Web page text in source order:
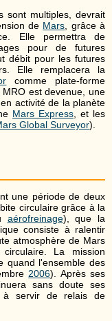
sont multiples, devrait
de Mars , grâce à
Elle permettra de
pour de futures
débit pour les futures
Elle remplacera la
comme plate-forme
est devenue, une
activité de la planète
Mars Express , et les
Global Surveyor).
une période de deux
circulaire grâce à la
aérofreinage), que la
consiste à ralentir
atmosphère de Mars
La mission
quand l'ensemble des
2006). Après ses
sans doute ses
à servir de relais de